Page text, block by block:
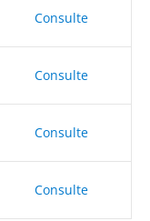
Consulte
Consulte
Consulte
Consulte